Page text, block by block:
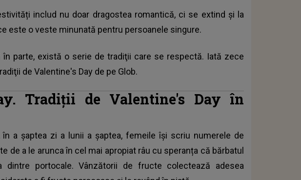
includ nu doar dragostea romantică, ci se extind și la
este o veste minunată pentru persoanele singure.
parte, există o serie de tradiţii care se respectă. Iată zece
de Valentine's Day de pe Glob.
Tradiții de Valentine's Day în
în a șaptea zi a lunii a șaptea, femeile își scriu numerele de
de a le arunca în cel mai apropiat râu cu speranța că bărbatul
portocale. Vânzătorii de fructe colectează adesea